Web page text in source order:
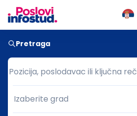
Pretraga
Pozicija, poslodavac ili ključna reč
Pozicija, poslodavac ili ključna reč
Grad
Izaberite grad